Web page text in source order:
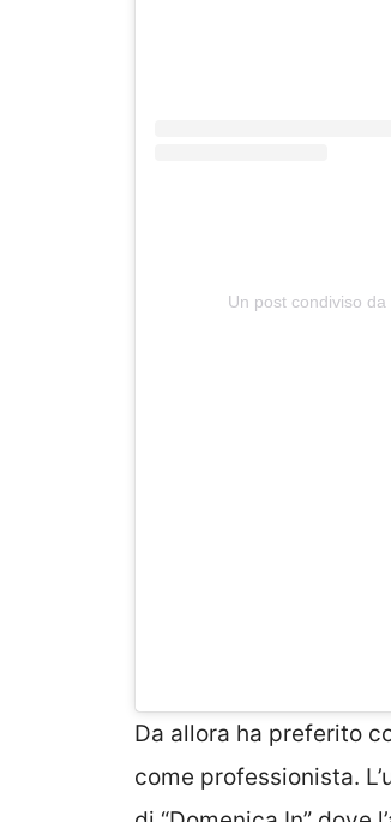
Un post condiviso da
Da allora ha preferito
come professionista.